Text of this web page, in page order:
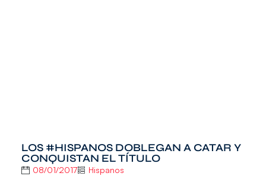
LOS #HISPANOS DOBLEGAN A CATAR Y
CONQUISTAN EL TÍTULO
08/01/2017 Hispanos